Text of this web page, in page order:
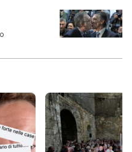
Consumismi
Altrecose
Mondiali calcio 2026